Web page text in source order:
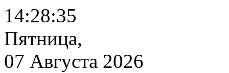
14:28:36
Пятница,
07 Августа 2026